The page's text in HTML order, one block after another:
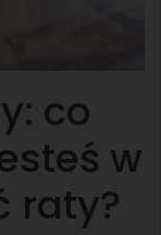
co
w
raty?